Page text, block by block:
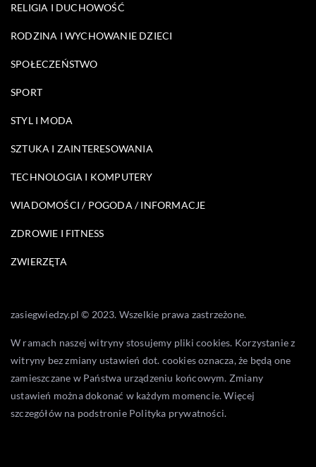
RELIGIA I DUCHOWOŚĆ
RODZINA I WYCHOWANIE DZIECI
SPOŁECZEŃSTWO
SPORT
STYL I MODA
SZTUKA I ZAINTERESOWANIA
TECHNOLOGIA I KOMPUTERY
WIADOMOŚCI / POGODA / INFORMACJE
ZDROWIE I FITNESS
ZWIERZĘTA
zasiegwiedzy.pl © 2023. Wszelkie prawa zastrzeżone.
W ramach naszej witryny stosujemy pliki cookies. Korzystanie z
witryny bez zmiany ustawień dot. cookies oznacza, że będą one
zamieszczane w Państwa urządzeniu końcowym. Zmiany
ustawień można dokonać w każdym momencie. Więcej
szczegółów na podstronie Polityka prywatności.